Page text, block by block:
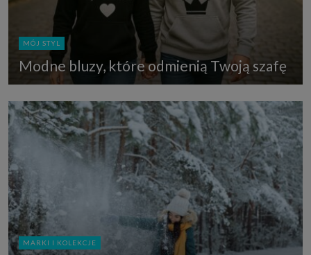
MÓJ STYL
Modne bluzy, które odmienią Twoją szafę
MARKI I KOLEKCJE